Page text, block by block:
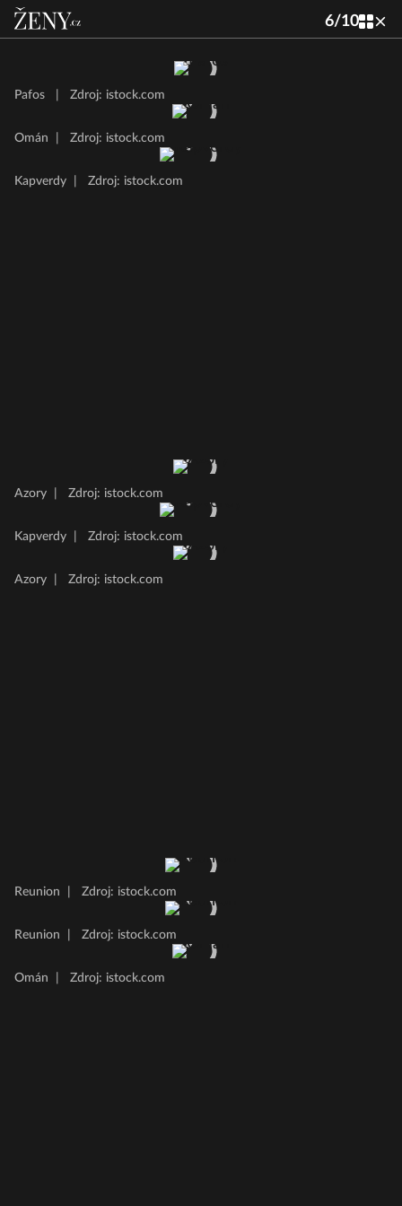
6/10
Pafos Zdroj: istock.com
Omán Zdroj: istock.com
Kapverdy Zdroj: istock.com
Azory Zdroj: istock.com
Kapverdy Zdroj: istock.com
Azory Zdroj: istock.com
Reunion Zdroj: istock.com
Reunion Zdroj: istock.com
Omán Zdroj: istock.com